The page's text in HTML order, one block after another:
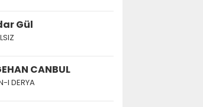
Gül
CANBUL
I DERYA